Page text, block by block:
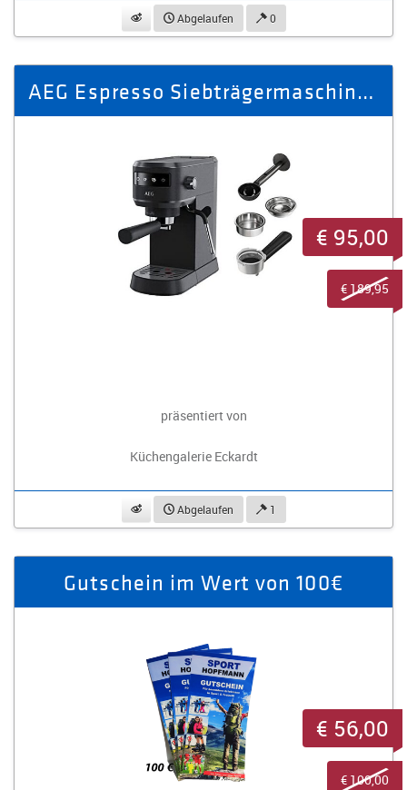
beobachtenAbgelaufen 0
AEG Espresso Siebträgermaschine EC6-1-6ST Gourmet 6/ EEK: A
präsentiert von
Küchengalerie Eckardt
beobachtenAbgelaufen 1
€ 95,00
€ 189,95
Gutschein im Wert von 100€
€ 56,00
€ 100,00